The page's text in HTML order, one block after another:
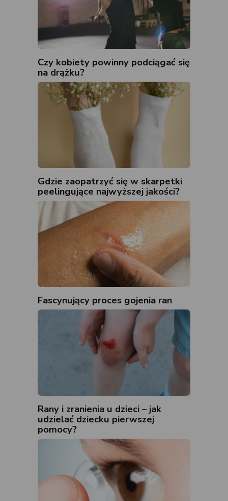
Czy kobiety powinny podciągać się
na drążku?
Gdzie zaopatrzyć się w skarpetki
peelingujące najwyższej jakości?
Fascynujący proces gojenia ran
Rany i zranienia u dzieci – jak
udzielać dziecku pierwszej
pomocy?